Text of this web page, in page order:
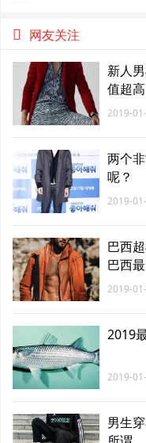
网友关注
新人
值超
2019-
两个
呢？
2019-
巴西
巴西
2019-
2019
2019-
男生